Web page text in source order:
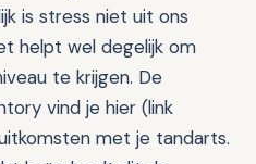
is stress niet uit ons
helpt wel degelijk om
te krijgen. De
vind je hier (link
met je tandarts.